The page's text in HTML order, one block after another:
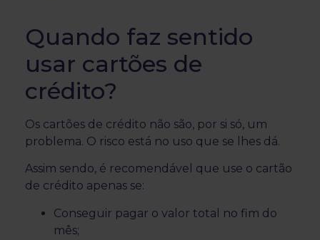
Quando faz sentido
usar cartões de
crédito?
Os cartões de crédito não são, por si só, um
problema. O risco está no uso que se lhes dá.
Assim sendo, é recomendável que use o cartão
de crédito apenas se:
Conseguir pagar o valor total no fim do
mês;